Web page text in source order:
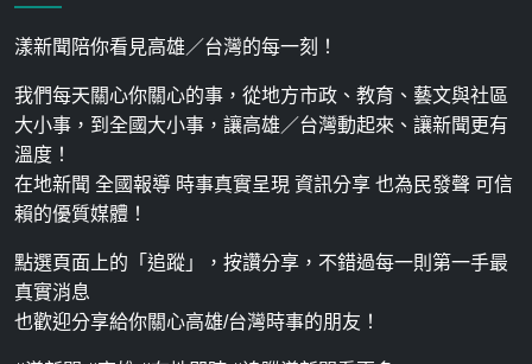
漾新聞陪你看見高雄／台灣的每一刻！
我們每天關心你關心的事，從地方市政、教育、藝文與社區
大小事，到全國大小事，讓高雄／台灣動起來、讓新聞更有
溫度！
在地新聞 全國報導 時事真實呈現 資訊分享 也為民發聲 可信
賴的優質媒體！
點選頁面上的「追蹤」，按讚分享，不錯過每一則第一手最
真實消息
也歡迎分享給你關心高雄/台灣時事的朋友！